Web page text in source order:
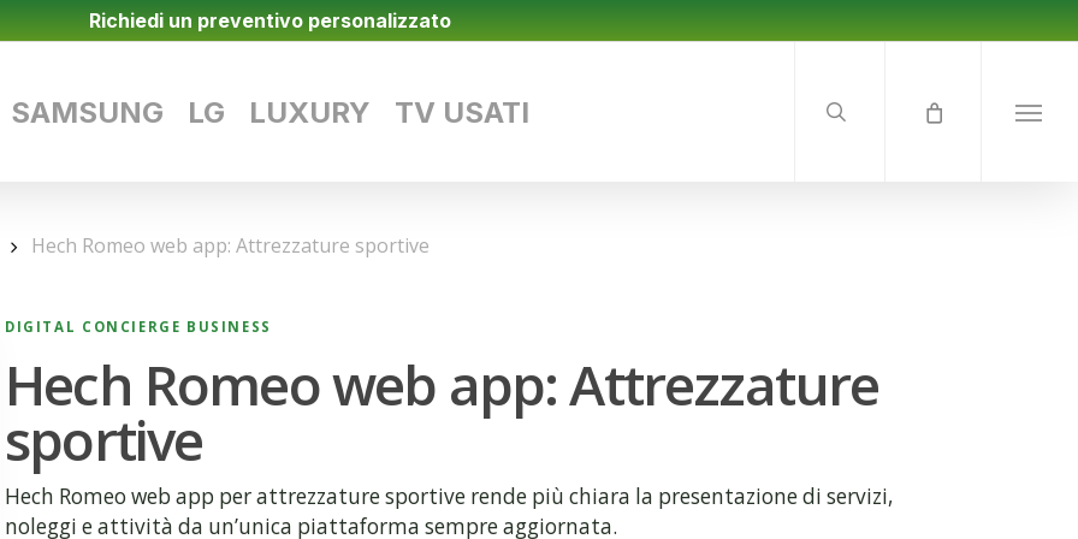
Richiedi un preventivo personalizzato
SAMSUNG LG LUXURY TV USATI Menu
Hech Romeo web app: Attrezzature sportive
DIGITAL CONCIERGE BUSINESS
Hech Romeo web app: Attrezzature
sportive
Hech Romeo web app per attrezzature sportive rende più chiara la presentazione di servizi,
noleggi e attività da un’unica piattaforma sempre aggiornata.